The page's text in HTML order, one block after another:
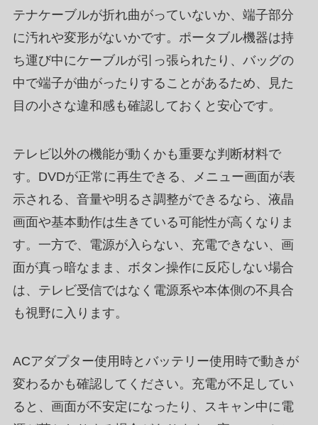
テナケーブルが折れ曲がっていないか、端子部分
に汚れや変形がないかです。ポータブル機器は持
ち運び中にケーブルが引っ張られたり、バッグの
中で端子が曲がったりすることがあるため、見た
目の小さな違和感も確認しておくと安心です。
テレビ以外の機能が動くかも重要な判断材料で
す。DVDが正常に再生できる、メニュー画面が表
示される、音量や明るさ調整ができるなら、液晶
画面や基本動作は生きている可能性が高くなりま
す。一方で、電源が入らない、充電できない、画
面が真っ暗なまま、ボタン操作に反応しない場合
は、テレビ受信ではなく電源系や本体側の不具合
も視野に入ります。
ACアダプター使用時とバッテリー使用時で動きが
変わるかも確認してください。充電が不足してい
ると、画面が不安定になったり、スキャン中に電